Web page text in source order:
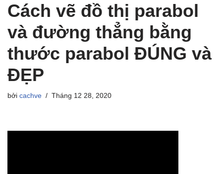
Cách vẽ đồ thị parabol
và đường thẳng bằng
thước parabol ĐÚNG và
ĐẸP
bởi cachve Tháng 12 28, 2020